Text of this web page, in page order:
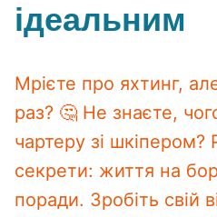
ідеальним
Мрієте про яхтинг,
раз? 🤔 Не знаєте,
чартеру зі шкіпером?
секрети: життя на
поради. Зробіть свій